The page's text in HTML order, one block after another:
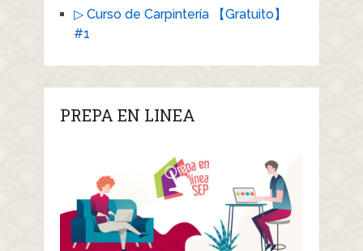
▷ Curso de Carpintería 【Gratuito】
#1
PREPA EN LINEA